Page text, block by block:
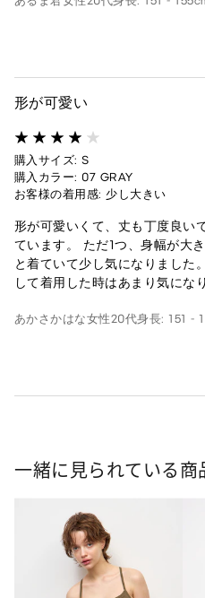
形が可愛い
購入サイズ: S
購入カラー: 07 GRAY
お客様の着用感: 少し大きい
形が可愛いくて、丈も丁度良い
ています。 ただ1つ、身幅が大
と着ていて少し気になりました
して着用した時はあまり気にな
あかさかはな女性20代身長: 151 -
一緒に見られている商